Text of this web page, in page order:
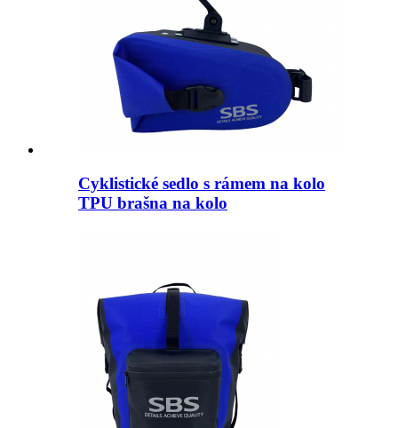
Cyklistické sedlo s rámem na kolo
TPU brašna na kolo